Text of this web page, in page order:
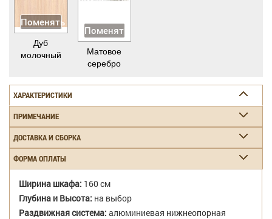
Поменять
Дуб
молочный
Поменять
Матовое
серебро
ХАРАКТЕРИСТИКИ
ПРИМЕЧАНИЕ
ДОСТАВКА И СБОРКА
ФОРМА ОПЛАТЫ
Ширина шкафа: 160 см
Глубина и Высота: на выбор
Раздвижная система: алюминиевая нижнеопорная